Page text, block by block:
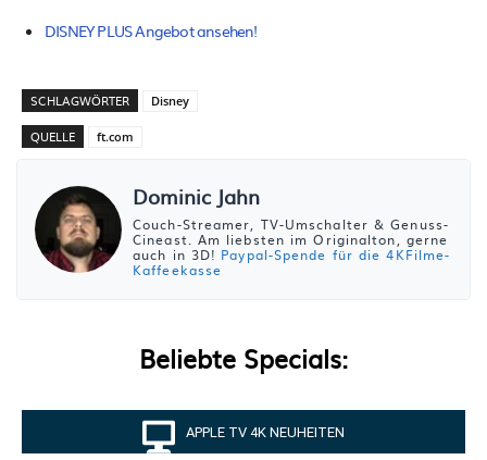
DISNEY PLUS Angebot ansehen!
SCHLAGWÖRTER Disney
QUELLE ft.com
Dominic Jahn
Couch-Streamer, TV-Umschalter & Genuss-
Cineast. Am liebsten im Originalton, gerne
auch in 3D! Paypal-Spende für die 4KFilme-
Kaffeekasse
Beliebte Specials:
APPLE TV 4K NEUHEITEN